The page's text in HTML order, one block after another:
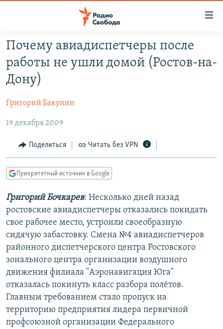
упрощенного
доступа
Вернуться
основному
Вернутся
главной
навигации
Вернутся
поиску
ПРОГРАММЫ
ПОДКАСТЫ
АВТОРСКИЕ ПРОЕКТЫ
ЦИТАТЫ СВОБОДЫ
МНЕНИЯ
КУЛЬТУРА
IDEL.РЕАЛИИ
КАВКАЗ.РЕАЛИИ
СЕВЕР.РЕАЛИИ
СИБИРЬ.РЕАЛИИ
РАСПИСАНИЕ ВЕЩАНИЯ
ПОДПИШИТЕСЬ НА РАССЫЛКУ
СОЦИАЛЬНЫЕ СЕТИ
Почему авиадиспетчеры после
работы не ушли домой (Ростов-на-
Дону)
Григорий Бакунин
19 декабря 2009
Поделиться Читать без VPN
Приоритетный источник в Google
Григорий Бочкарев: Несколько дней назад
ростовские авиадиспетчеры отказались покидать
свое рабочее место, устроили своеобразную
сидячую забастовку. Смена №4 авиадиспетчеров
районного диспетчерского центра Ростовского
зонального центра организации воздушного
движения филиала "Аэронавигация Юга"
отказалась покинуть класс разбора полётов.
Главным требованием стало пропуск на
территорию предприятия лидера первичной
профсоюзной организации Федерального